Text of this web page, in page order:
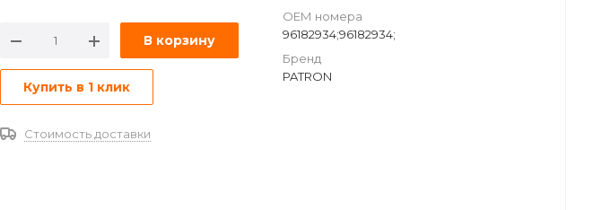
В корзину
Купить в 1 клик
Стоимость доставки
ОЕМ номера
96182934;96182934;
Бренд
PATRON